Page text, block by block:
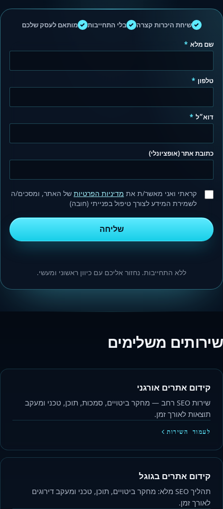
✓ שיחת היכרות קצרה ✓ בלי התחייבות ✓ מותאם לעסק שלכם
שם מלא *
טלפון *
דוא״ל *
כתובת אתר (אופציונלי)
קראתי ואני מאשר/ת את מדיניות הפרטיות של האתר, ומסכים/ה
לשמירת המידע לצורך טיפול בפנייתי (חובה)
שליחה
ללא התחייבות. נחזור אליכם עם כיוון ראשוני ומעשי.
שירותים משלימים
קידום אתרים אורגני
שירות SEO רחב — מחקר ביטויים, סמכות, תוכן, טכני ומעקב
תוצאות לאורך זמן.
לעמוד השירות
קידום אתרים בגוגל
תהליך SEO מלא: מחקר ביטויים, תוכן, טכני ומעקב דירוגים
לאורך זמן.